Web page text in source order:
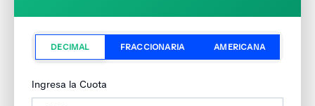
DECIMAL FRACCIONARIA AMERICANA
Ingresa la Cuota